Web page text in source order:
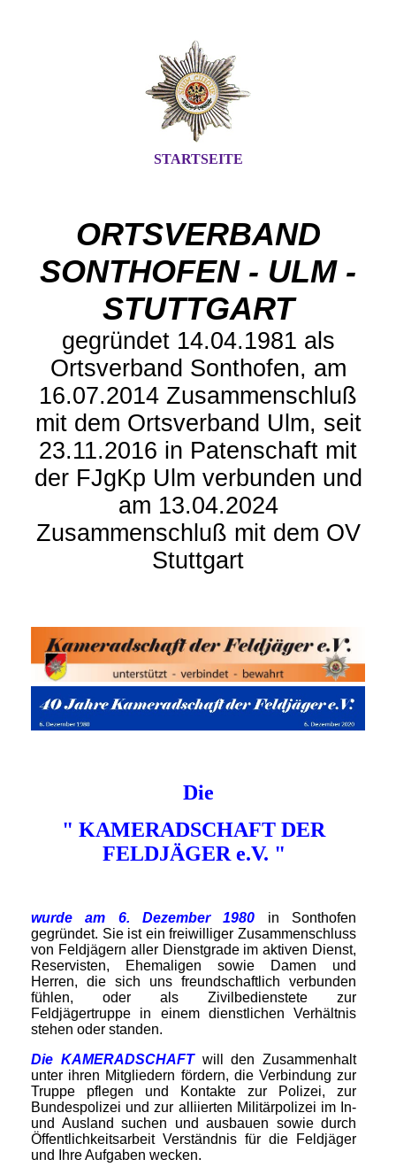
STARTSEITE
ORTSVERBAND
SONTHOFEN - ULM -
STUTTGART
gegründet 14.04.1981 als
Ortsverband Sonthofen, am
16.07.2014 Zusammenschluß
mit dem Ortsverband Ulm, seit
23.11.2016 in Patenschaft mit
der FJgKp Ulm verbunden und
am 13.04.2024
Zusammenschluß mit dem OV
Stuttgart
Die
" KAMERADSCHAFT DER
FELDJÄGER e.V. "
wurde am 6. Dezember 1980
in Sonthofen
gegründet. Sie ist ein freiwilliger Zusammenschluss
von Feldjägern aller Dienstgrade im aktiven Dienst,
Reservisten, Ehemaligen sowie Damen und
Herren, die sich uns freundschaftlich verbunden
fühlen, oder als Zivilbedienstete zur
Feldjägertruppe in einem dienstlichen Verhältnis
stehen oder standen.
Die KAMERADSCHAFT will den Zusammenhalt
unter ihren Mitgliedern fördern, die Verbindung zur
Truppe pflegen und Kontakte zur Polizei, zur
Bundespolizei und zur alliierten Militärpolizei im In-
und Ausland suchen und ausbauen sowie durch
Öffentlichkeitsarbeit Verständnis für die Feldjäger
und Ihre Aufgaben wecken.